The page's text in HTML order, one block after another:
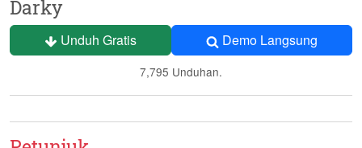
Darky
Unduh Gratis Demo Langsung
7,795 Unduhan.